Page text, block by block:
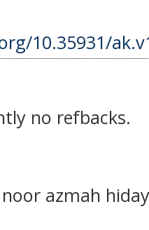
10.35931/
no refbacks.
azmah